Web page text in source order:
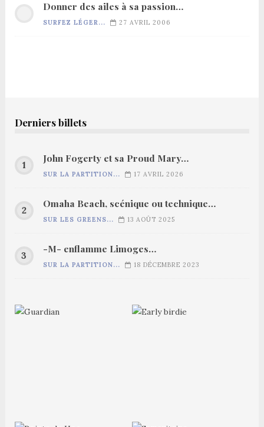
Donner des ailes à sa passion…
SURFEZ LÉGER... 27 AVRIL 2006
Derniers billets
John Fogerty et sa Proud Mary…
SUR LA PARTITION... 17 AVRIL 2026
Omaha Beach, scénique ou technique…
SUR LES GREENS... 13 AOÛT 2025
-M- enflamme Limoges…
SUR LA PARTITION... 18 DÉCEMBRE 2023